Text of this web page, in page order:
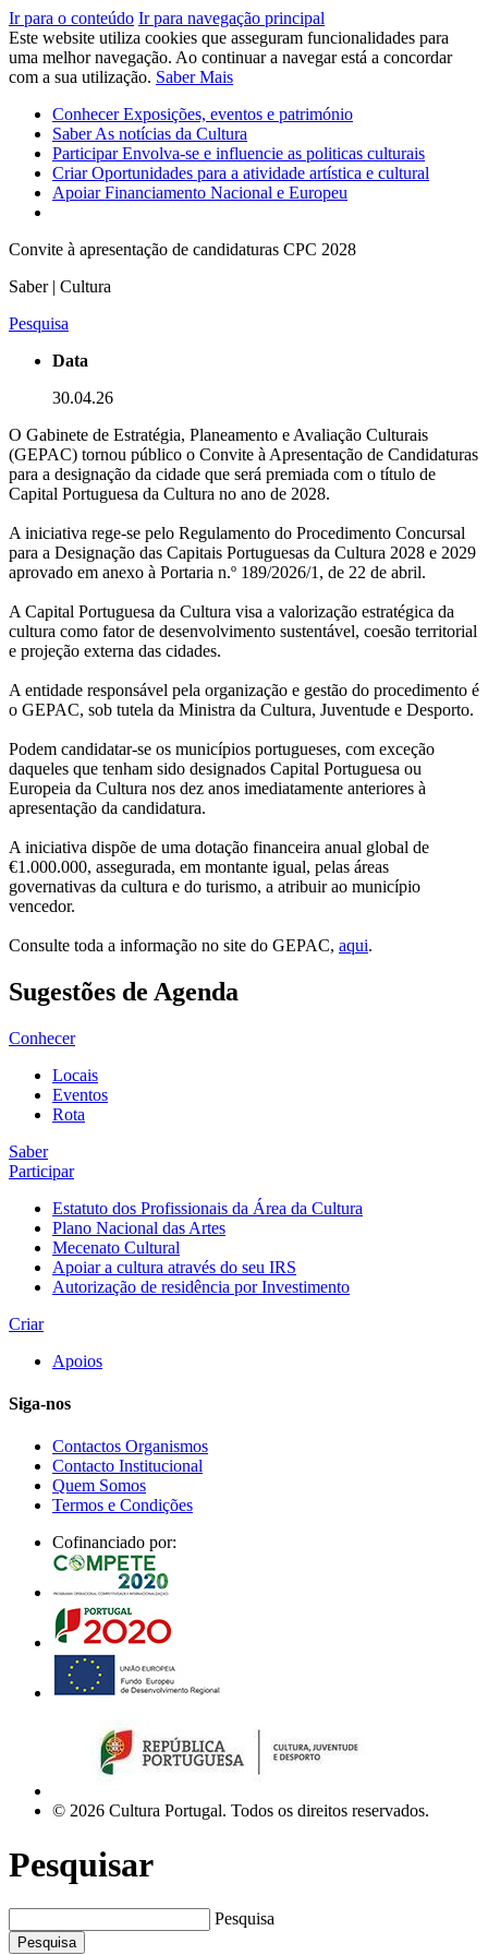
Ir para o conteúdo Ir para navegação principal
Este website utiliza cookies que asseguram funcionalidades para
uma melhor navegação. Ao continuar a navegar está a concordar
com a sua utilização. Saber Mais
ConhecerExposições, eventos e património
SaberAs notícias da Cultura
ParticiparEnvolva-se e influencie as politicas culturais
CriarOportunidades para a atividade artística e cultural
ApoiarFinanciamento Nacional e Europeu
Convite à apresentação de candidaturas CPC 2028
Saber | Cultura
Pesquisa
Data
30.04.26
O Gabinete de Estratégia, Planeamento e Avaliação Culturais
(GEPAC) tornou público o Convite à Apresentação de Candidaturas
para a designação da cidade que será premiada com o título de
Capital Portuguesa da Cultura no ano de 2028.
A iniciativa rege-se pelo Regulamento do Procedimento Concursal
para a Designação das Capitais Portuguesas da Cultura 2028 e 2029
aprovado em anexo à Portaria n.º 189/2026/1, de 22 de abril.
A Capital Portuguesa da Cultura visa a valorização estratégica da
cultura como fator de desenvolvimento sustentável, coesão territorial
e projeção externa das cidades.
A entidade responsável pela organização e gestão do procedimento é
o GEPAC, sob tutela da Ministra da Cultura, Juventude e Desporto.
Podem candidatar-se os municípios portugueses, com exceção
daqueles que tenham sido designados Capital Portuguesa ou
Europeia da Cultura nos dez anos imediatamente anteriores à
apresentação da candidatura.
A iniciativa dispõe de uma dotação financeira anual global de
€1.000.000, assegurada, em montante igual, pelas áreas
governativas da cultura e do turismo, a atribuir ao município
vencedor.
Consulte toda a informação no site do GEPAC, aqui.
Sugestões de Agenda
Conhecer
Locais
Eventos
Rota
Saber
Participar
Estatuto dos Profissionais da Área da Cultura
Plano Nacional das Artes
Mecenato Cultural
Apoiar a cultura através do seu IRS
Autorização de residência por Investimento
Criar
Apoios
Siga-nos
Contactos Organismos
Contacto Institucional
Quem Somos
Termos e Condições
Cofinanciado por:
© 2026 Cultura Portugal. Todos os direitos reservados.
Pesquisar
Pesquisa
Pesquisa